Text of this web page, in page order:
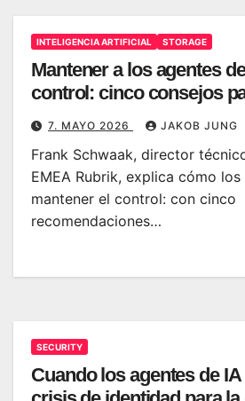
INTELIGENCIA ARTIFICIAL STORAGE
Mantener a los agentes
control: cinco consejos
7. MAYO 2026 JAKOB JUNG
Frank Schwaak, director
EMEA Rubrik, explica cómo los
mantener el control: con cinco
recomendaciones…
SECURITY
Cuando los agentes de